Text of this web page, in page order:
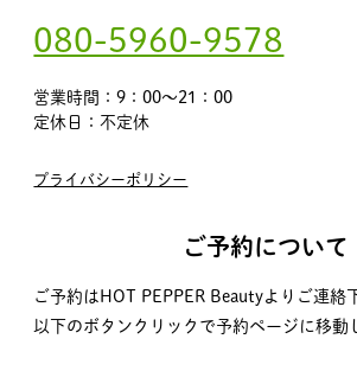
080-5960-9578
営業時間：9：00～21：00
定休日：不定休
プライバシーポリシー
ご予約について
ご予約はHOT PEPPER Beautyよりご連絡
以下のボタンクリックで予約ページに移動